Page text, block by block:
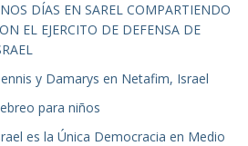
DÍAS EN SAREL COMPARTIENDO
EL EJERCITO DE DEFENSA DE
y Damarys en Netafim, Israel
para niños
es la Única Democracia en Medio